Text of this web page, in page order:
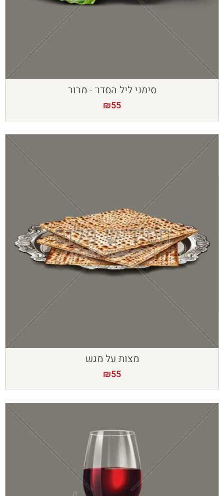
סימני ליל הסדר - מרור
₪55
מצות על מגש
₪55